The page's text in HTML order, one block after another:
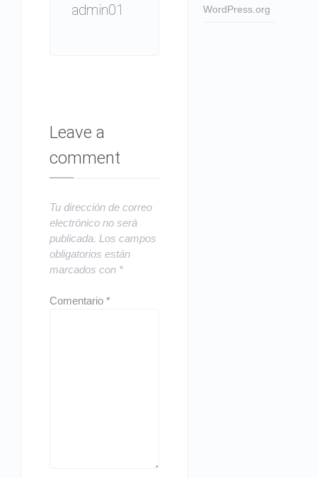
admin01
Leave a
comment
Tu dirección de correo
electrónico no será
publicada. Los campos
obligatorios están
marcados con *
Comentario*
WordPress.org